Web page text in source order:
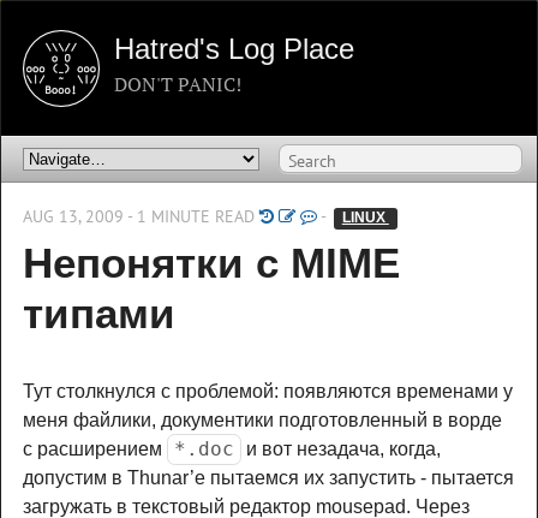
Hatred's Log Place
DON'T PANIC!
AUG 13, 2009 - 1 MINUTE READ - LINUX
Непонятки с MIME
типами
Тут столкнулся с проблемой: появляются временами у
меня файлики, документики подготовленный в ворде
с расширением
*.doc
и вот незадача, когда,
допустим в Thunar’е пытаемся их запустить - пытается
загружать в текстовый редактор mousepad. Через